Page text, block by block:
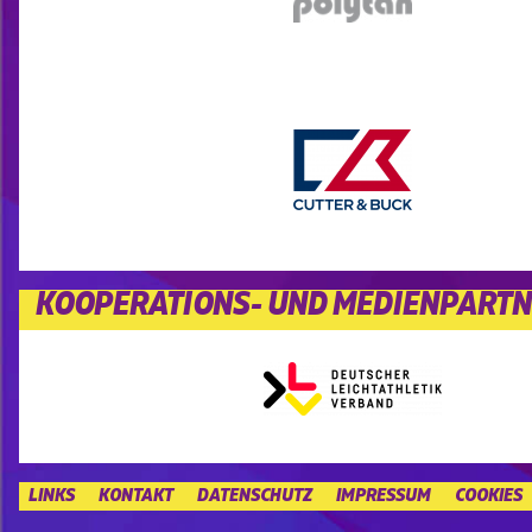
KOOPERATIONS- UND
LINKS KONTAKT DATENSCHUTZ IMPRESSUM COOKIES